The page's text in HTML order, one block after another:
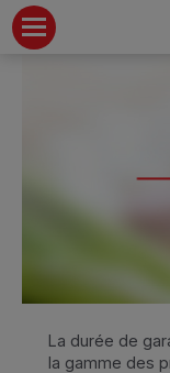
La durée de
la gamme des